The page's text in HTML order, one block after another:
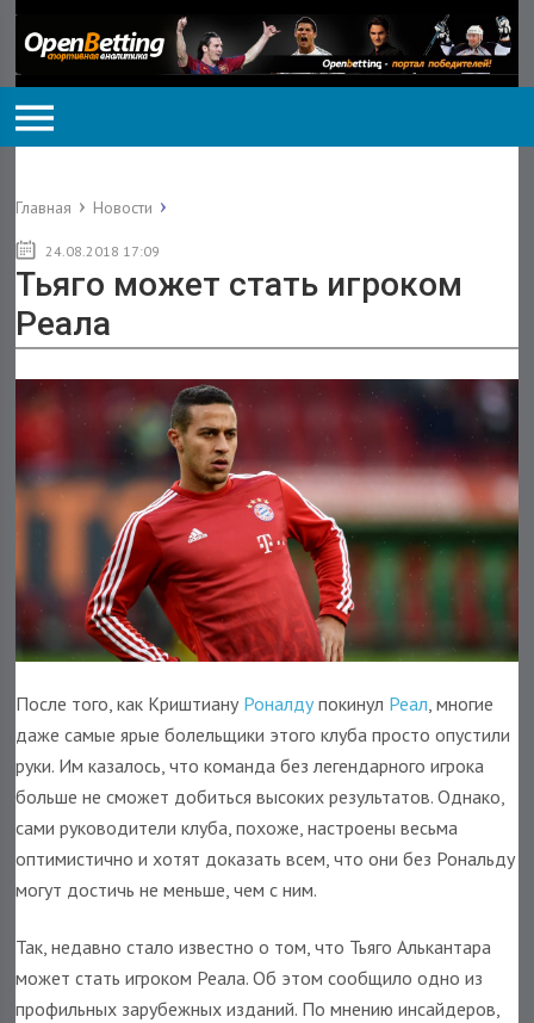
Главная Новости
24.08.2018 17:09
Тьяго может стать игроком
Реала
После того, как Криштиану Роналдупокинул Реал, многие
даже самые ярые болельщики этого клуба просто опустили
руки. Им казалось, что команда без легендарного игрока
больше не сможет добиться высоких результатов. Однако,
сами руководители клуба, похоже, настроены весьма
оптимистично и хотят доказать всем, что они без Рональду
могут достичь не меньше, чем с ним.
Так, недавно стало известно о том, что Тьяго Алькантара
может стать игроком Реала. Об этом сообщило одно из
профильных зарубежных изданий. По мнению инсайдеров,